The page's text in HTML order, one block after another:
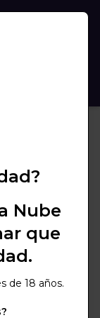
Nube
que
de 18 años.